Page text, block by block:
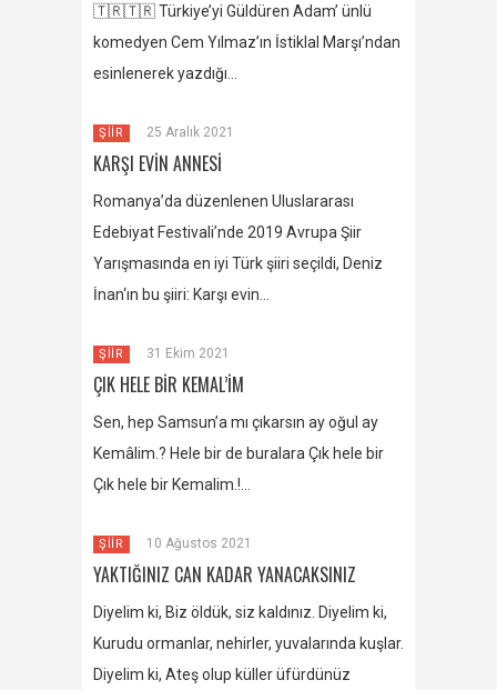
🇹🇷🇹🇷 Türkiye’yi Güldüren Adam’ ünlü
komedyen Cem Yılmaz’ın İstiklal Marşı’ndan
esinlenerek yazdığı…
ŞİİR 25 Aralık 2021
KARŞI EVİN ANNESİ
Romanya’da düzenlenen Uluslararası
Edebiyat Festivali’nde 2019 Avrupa Şiir
Yarışmasında en iyi Türk şiiri seçildi, Deniz
İnan‘ın bu şiiri: Karşı evin…
ŞİİR 31 Ekim 2021
ÇIK HELE BİR KEMAL’İM
Sen, hep Samsun’a mı çıkarsın ay oğul ay
Kemâlim.? Hele bir de buralara Çık hele bir
Çık hele bir Kemalim.!…
ŞİİR 10 Ağustos 2021
YAKTIĞINIZ CAN KADAR YANACAKSINIZ
Diyelim ki, Biz öldük, siz kaldınız. Diyelim ki,
Kurudu ormanlar, nehirler, yuvalarında kuşlar.
Diyelim ki, Ateş olup küller üfürdünüz